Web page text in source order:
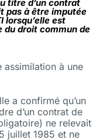
titre d’un contrat
pas à être imputée
lorsqu’elle est
du droit commun de
assimilation à une
a confirmé qu’un
d’un contrat de
ne relevait
juillet 1985 et ne